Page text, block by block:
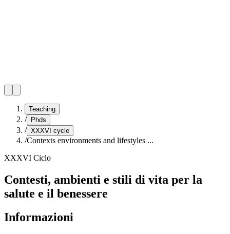
Teaching
/ Phds
/ XXXVI cycle
/Contexts environments and lifestyles ...
XXXVI Ciclo
Contesti, ambienti e stili di vita per la
salute e il benessere
Informazioni